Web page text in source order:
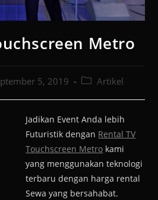
Metro
5, 2019 Artikel
Jadikan Event Anda lebih
Futuristik dengan Rental TV
Touchscreen Metro kami
yang menggunakan teknologi
terbaru dengan harga rental
Sewa yang bersahabat.